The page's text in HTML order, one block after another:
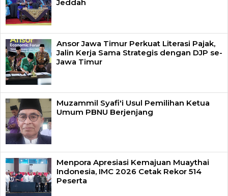
Jeddah
Ansor Jawa Timur Perkuat Literasi Pajak,
Jalin Kerja Sama Strategis dengan DJP se-
Jawa Timur
Muzammil Syafi'i Usul Pemilihan Ketua
Umum PBNU Berjenjang
Menpora Apresiasi Kemajuan Muaythai
Indonesia, IMC 2026 Cetak Rekor 514
Peserta